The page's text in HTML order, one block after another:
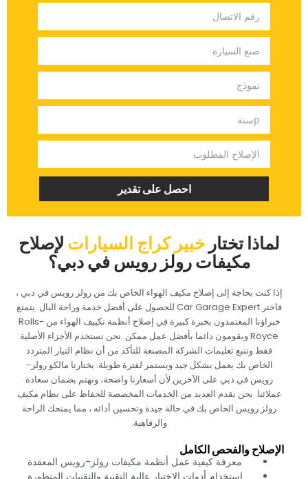
‏لماذا تختار‏ خبير كراج السيارات ‏لإصلاح
مكيفات رولز رويس في دبي؟‏
‏إذا كنت بحاجة إلى إصلاح مكيف الهواء الخاص بك من رولز رويس في دبي ،
فاختر Car Garage Expert للحصول على أفضل خدمة وراحة البال. يتمتع
خبراؤنا المعتمدون بخبرة كبيرة في إصلاح أنظمة تكييف الهواء من Rolls-
Royce ويقومون دائما بأفضل عمل ممكن. نحن نستخدم الأجزاء الأصلية
فقط ونتبع تعليمات الشركة المصنعة للتأكد من أن نظام التيار المتردد
الخاص بك يعمل بشكل جيد ويستمر لفترة طويلة. يختارنا مالكو رولز-
رويس في دبي على الآخرين لأن أسعارنا واضحة، ونهتم بضمان سعادة
عملائنا. نحن نقدم العديد من الخدمات المخصصة للحفاظ على نظام مكيف
رولز رويس الخاص بك في حالة جيدة وتحسين أدائه ، مما يمنحك الراحة
والرفاهية.‏
‏الإصلاح والفحص الكامل‏
‏معرفة كيفية عمل أنظمة مكيفات رولز-رويس المعقدة‏
‏احصل على تقدير‏